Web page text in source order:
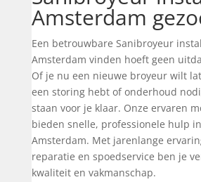
Amsterdam
Een betrouwbare Sanibroyeur
Amsterdam vinden hoeft geen
Of je nu een nieuwe broyeur wilt
een storing hebt of onderhoud
staan voor je klaar. Onze ervaren
bieden snelle, professionele hulp
Amsterdam. Met jarenlange
reparatie en spoedservice ben je
kwaliteit en vakmanschap.